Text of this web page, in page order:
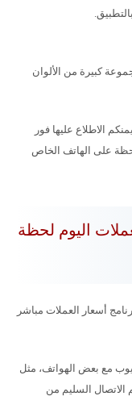
كبيرة من الألوان
الاطلاع عليها فور
على الهاتف الخاص
اليوم لحظة
أسعار العملات مباشر
مع بعض الهواتف، مثل
الاتصال السليم من